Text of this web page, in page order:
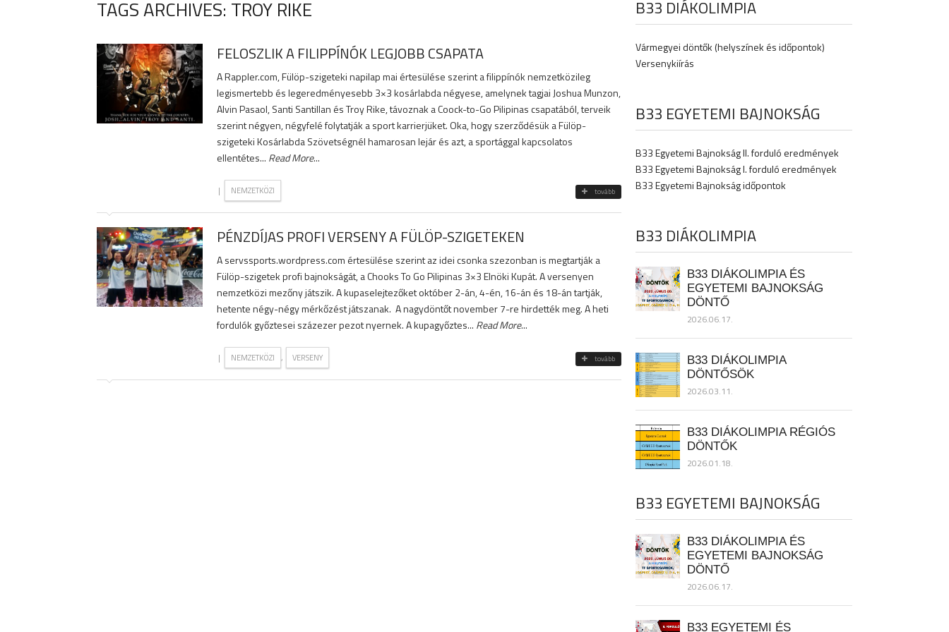
TAGS ARCHIVES: TROY RIKE
FELOSZLIK A FILIPPÍNÓK LEGJOBB CSAPATA
A Rappler.com, Fülöp-szigeteki napilap mai értesülése szerint a filippínók nemzetközileg
legismertebb és legeredményesebb 3×3 kosárlabda négyese, amelynek tagjai Joshua Munzon,
Alvin Pasaol, Santi Santillan és Troy Rike, távoznak a Coock-to-Go Pilipinas csapatából, terveik
szerint négyen, négyfelé folytatják a sport karrierjüket. Oka, hogy szerződésük a Fülöp-
szigeteki Kosárlabda Szövetségnél hamarosan lejár és azt, a sportággal kapcsolatos
ellentétes... Read More...
| NEMZETKÖZI tovább
PÉNZDÍJAS PROFI VERSENY A FÜLÖP-SZIGETEKEN
A servssports.wordpress.com értesülése szerint az idei csonka szezonban is megtartják a
Fülöp-szigetek profi bajnokságát, a Chooks To Go Pilipinas 3×3 Elnöki Kupát. A versenyen
nemzetközi mezőny játszik. A kupaselejtezőket október 2-án, 4-én, 16-án és 18-án tartják,
hetente négy-négy mérkőzést játszanak. A nagydöntőt november 7-re hirdették meg. A heti
fordulók győztesei százezer pezot nyernek. A kupagyőztes... Read More...
| NEMZETKÖZI , VERSENY tovább
B33 DIÁKOLIMPIA
Vármegyei döntők (helyszínek és időpontok)
Versenykiírás
B33 EGYETEMI BAJNOKSÁG
B33 Egyetemi Bajnokság II. forduló eredmények
B33 Egyetemi Bajnokság I. forduló eredmények
B33 Egyetemi Bajnokság időpontok
B33 DIÁKOLIMPIA
B33 DIÁKOLIMPIA ÉS
EGYETEMI BAJNOKSÁG
DÖNTŐ
2026.06.17.
B33 DIÁKOLIMPIA
DÖNTŐSÖK
2026.03.11.
B33 DIÁKOLIMPIA RÉGIÓS
DÖNTŐK
2026.01.18.
B33 EGYETEMI BAJNOKSÁG
B33 DIÁKOLIMPIA ÉS
EGYETEMI BAJNOKSÁG
DÖNTŐ
2026.06.17.
B33 EGYETEMI ÉS